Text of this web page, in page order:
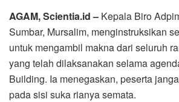
AGAM, Scientia.id – Kepala Biro
Sumbar, Mursalim, menginstruksikan
untuk mengambil makna dari seluruh
yang telah dilaksanakan selama
Building. Ia menegaskan, peserta
pada sisi suka rianya semata.